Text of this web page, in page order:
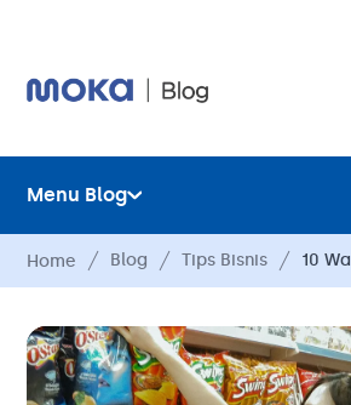
Layanan
Hardware
Harga
Menu Blog
Layanan
Hardware
Home Blog Tips Bisnis 10